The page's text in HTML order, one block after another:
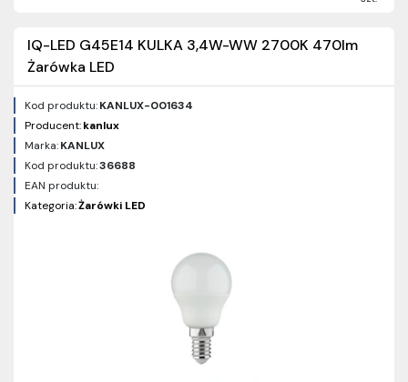
IQ-LED G45E14 KULKA 3,4W-WW 2700K 470lm
Żarówka LED
Kod produktu:KANLUX-001634
Producent:kanlux
Marka:KANLUX
Kod produktu:36688
EAN produktu:
Kategoria:Żarówki LED